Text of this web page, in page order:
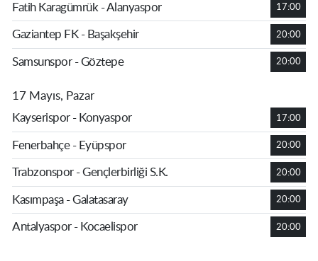
Fatih Karagümrük - Alanyaspor
17:00
Gaziantep FK - Başakşehir 20:00
Samsunspor - Göztepe 20:00
17 Mayıs, Pazar
Kayserispor - Konyaspor
17:00
Fenerbahçe - Eyüpspor 20:00
Trabzonspor - Gençlerbirliği S.K. 20:00
Kasımpaşa - Galatasaray 20:00
Antalyaspor - Kocaelispor 20:00